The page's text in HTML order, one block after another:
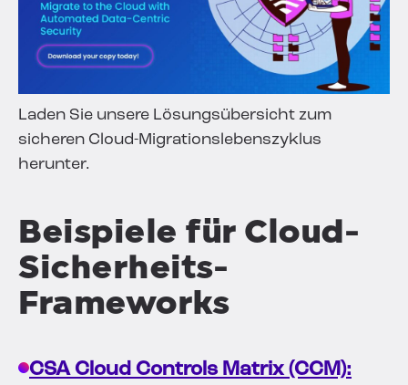
Laden Sie unsere Lösungsübersicht zum
sicheren Cloud-Migrationslebenszyklus
herunter.
Beispiele für Cloud-
Sicherheits-
Frameworks
CSA Cloud Controls Matrix (CCM):